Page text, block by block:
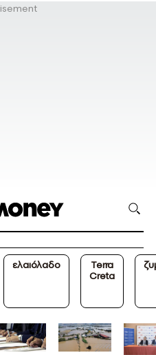
ελαιόλαδο
Terra
Creta